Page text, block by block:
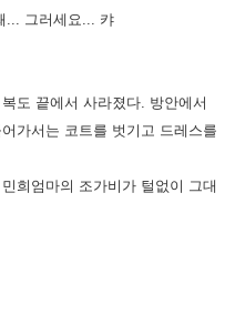
... 그러세요... 캬
도 끝에서 사라졌다. 방안에서
가서는 코트를 벗기고 드레스를
희엄마의 조가비가 털없이 그대